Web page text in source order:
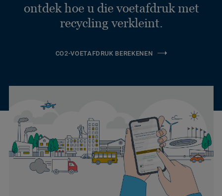
ontdek hoe u die voetafdruk met
recycling verkleint.
CO2-VOETAFDRUK BEREKENEN